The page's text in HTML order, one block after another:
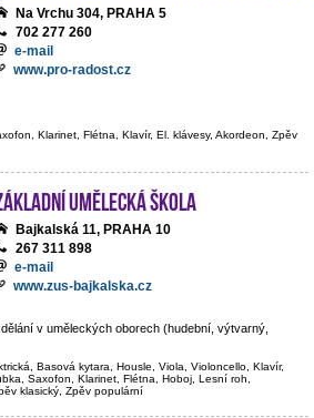
Na Vrchu 304, PRAHA 5
702 277 260
e-mail
www.pro-radost.cz
Klarinet, Flétna, Klavír, El. klávesy, Akordeon, Zpěv
umělecká škola
Bajkalská 11, PRAHA 10
267 311 898
e-mail
www.zus-bajkalska.cz
v uměleckých oborech (hudební, výtvarný,
Basová kytara, Housle, Viola, Violoncello, Klavír,
Saxofon, Klarinet, Flétna, Hoboj, Lesní roh,
klasický, Zpěv populární